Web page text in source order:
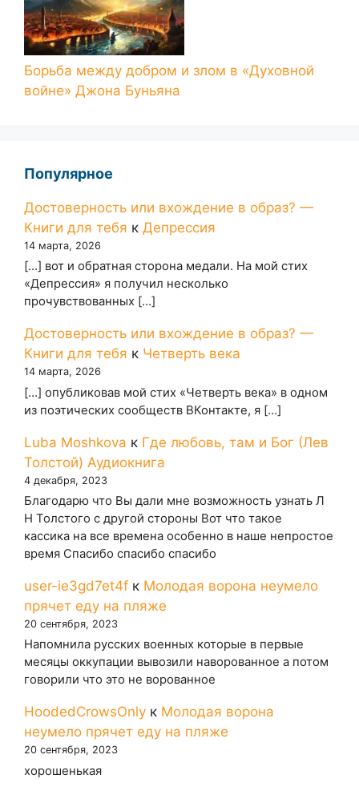
Борьба между добром и злом в «Духовной
войне» Джона Буньяна
Популярное
Достоверность или вхождение в образ? —
Книги для тебя к Депрессия
14 марта, 2026
[…] вот и обратная сторона медали. На мой стих
«Депрессия» я получил несколько
прочувствованных […]
Достоверность или вхождение в образ? —
Книги для тебя к Четверть века
14 марта, 2026
[…] опубликовав мой стих «Четверть века» в одном
из поэтических сообществ ВКонтакте, я […]
Luba Moshkova к Где любовь, там и Бог (Лев
Толстой) Аудиокнига
4 декабря, 2023
Благодарю что Вы дали мне возможность узнать Л
Н Толстого с другой стороны Вот что такое
кассика на все времена особенно в наше непростое
время Спасибо спасибо спасибо
user-ie3gd7et4f к Молодая ворона неумело
прячет еду на пляже
20 сентября, 2023
Напомнила русских военных которые в первые
месяцы оккупации вывозили наворованное а потом
говорили что это не ворованное
HoodedCrowsOnly к Молодая ворона
неумело прячет еду на пляже
20 сентября, 2023
хорошенькая